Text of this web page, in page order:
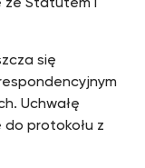
ze Statutem i
się
Uchwałę
protokołu z